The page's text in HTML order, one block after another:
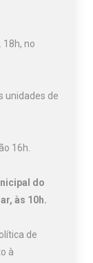
18h, no
unidades de
16h.
do
às 10h.
de
à